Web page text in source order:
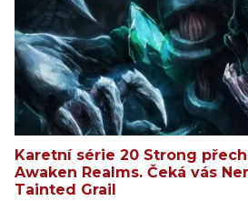
Karetní série 20 Strong
Awaken Realms. Čeká vás
Tainted Grail